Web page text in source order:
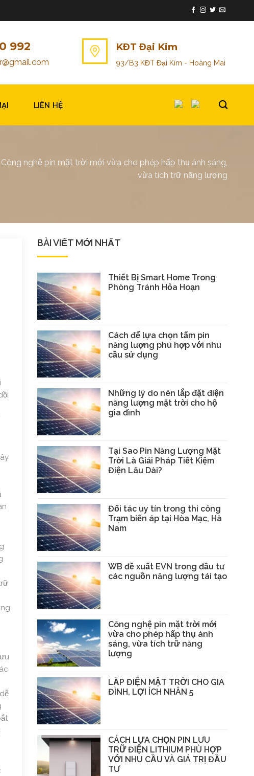
992 KĐT Đại Kim
93/B3 KĐT Đại Kim - Hoàng Mai
LIÊN HỆ
Công nghệ pin mặt trời mới vừa cho phép hấp thụ ánh sáng,
vừa tích trữ năng lượng
BÀI VIẾT MỚI NHẤT
Thiết Bị Smart Home Trong
Phòng Tránh Hỏa Hoạn
Cách để lựa chọn tấm pin
năng lượng phù hợp với nhu
cầu sử dụng
Những lý do nên lắp đặt điện
năng lượng mặt trời cho hộ
gia đình
Tại Sao Pin Năng Lượng Mặt
Trời Là Giải Pháp Tiết Kiệm
Điện Lâu Dài?
Đối tác uy tín trong thi công
Trạm biến áp tại Hòa Mạc, Hà
Nam
WB đề xuất EVN trong đầu tư
các nguồn năng lượng tái tạo
Công nghệ pin mặt trời mới
vừa cho phép hấp thụ ánh
sáng, vừa tích trữ năng
lượng
LẮP ĐIỆN MẶT TRỜI CHO GIA
ĐÌNH, LỢI ÍCH NHÂN 5
CÁCH LỰA CHỌN PIN LƯU
TRỮ ĐIỆN LITHIUM PHÙ HỢP
VỚI NHU CẦU VÀ GIÁ TRỊ ĐẦU
TƯ